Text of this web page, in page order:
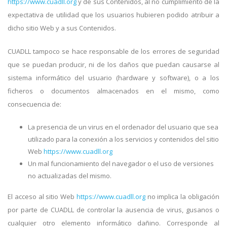
expectativa de utilidad que los usuarios hubieren podido atribuir a
dicho sitio Web y a sus Contenidos.
CUADLL tampoco se hace responsable de los errores de seguridad
que se puedan producir, ni de los daños que puedan causarse al
sistema informático del usuario (hardware y software), o a los
ficheros o documentos almacenados en el mismo, como
consecuencia de:
La presencia de un virus en el ordenador del usuario que sea
utilizado para la conexión a los servicios y contenidos del sitio
Web https://www.cuadll.org
Un mal funcionamiento del navegador o el uso de versiones
no actualizadas del mismo.
El acceso al sitio Web https://www.cuadll.orgno implica la obligación
por parte de CUADLL de controlar la ausencia de virus, gusanos o
cualquier otro elemento informático dañino. Corresponde al